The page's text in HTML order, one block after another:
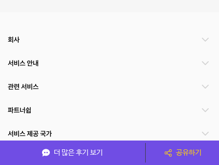
더 많은 후기 보기 공유하기
회사
서비스 안내
관련 서비스
파트너쉽
서비스 제공 국가